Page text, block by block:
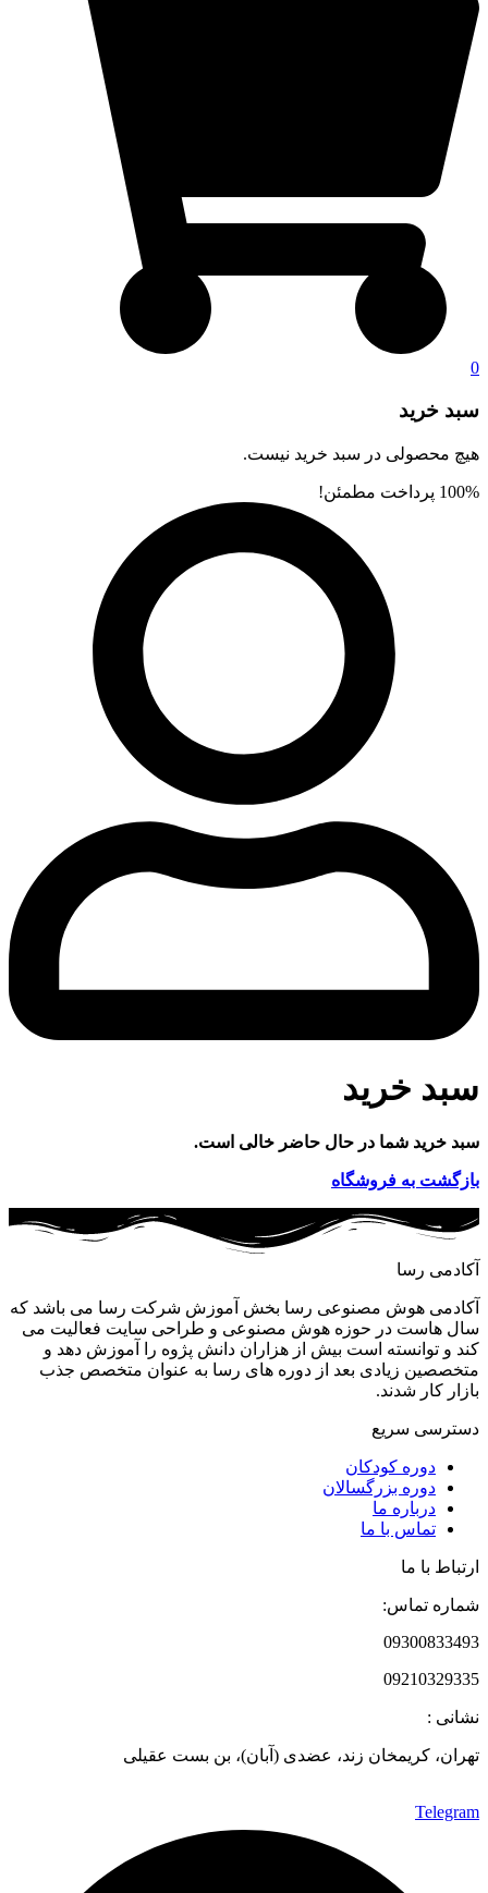
0
سبد خرید
هیچ محصولی در سبد خرید نیست.
100% پرداخت مطمئن!
سبد خرید
سبد خرید شما در حال حاضر خالی است.
بازگشت به فروشگاه
آکادمی رسا
آکادمی هوش مصنوعی رسا بخش آموزش شرکت رسا می باشد که
سال هاست در حوزه هوش مصنوعی و طراحی سایت فعالیت می
کند و توانسته است بیش از هزاران دانش پژوه را آموزش دهد و
متخصصین زیادی بعد از دوره های رسا به عنوان متخصص جذب
بازار کار شدند.
دسترسی سریع
دوره‌ کودکان
دوره‌ بزرگسالان
درباره ما
تماس با ما
ارتباط با ما
شماره تماس:
09300833493
09210329335
نشانی :
تهران، کریمخان زند، عضدی (آبان)، بن بست عقیلی
Telegram